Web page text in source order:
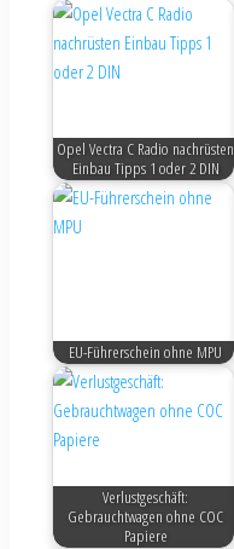
Opel Vectra C Radio nachrüsten
Einbau Tipps 1 oder 2 DIN
EU-Führerschein ohne MPU
Verlustgeschäft:
Gebrauchtwagen ohne COC
Papiere